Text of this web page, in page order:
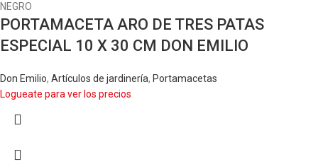
NEGRO
PORTAMACETA ARO DE TRES PATAS
ESPECIAL 10 X 30 CM DON EMILIO
Don Emilio, Artículos de jardinería, Portamacetas
Logueate para ver los precios